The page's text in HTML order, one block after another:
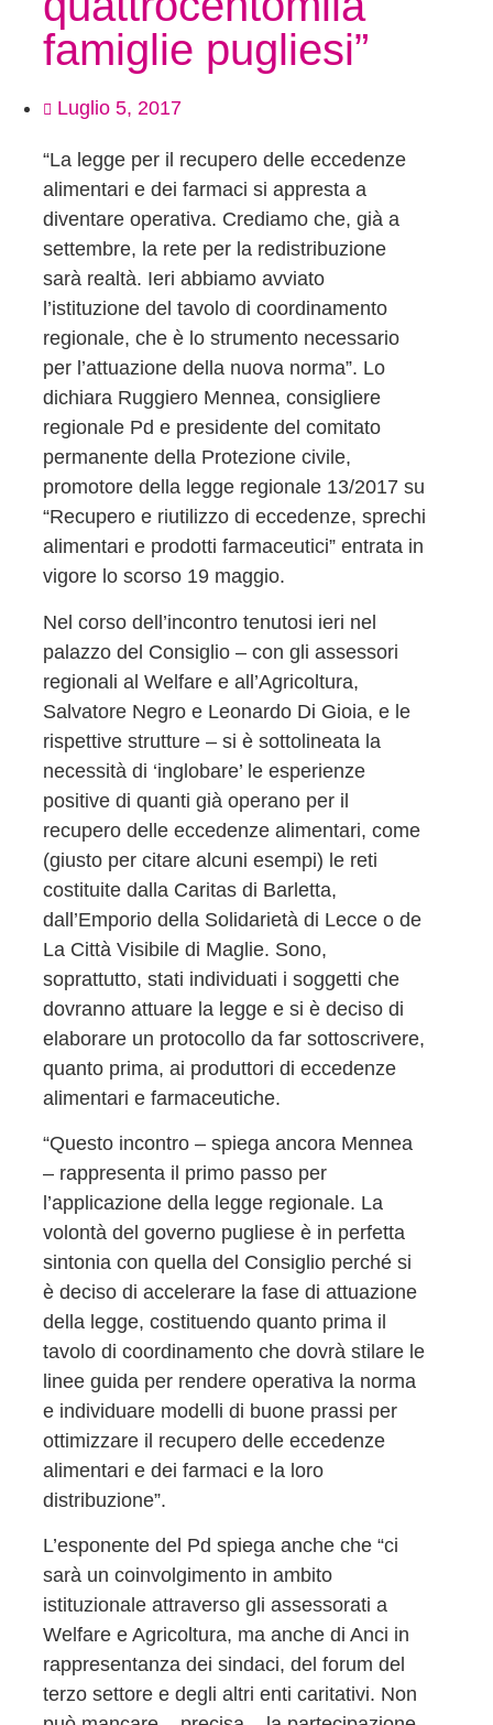
famiglie pugliesi”
Luglio 5, 2017
“La legge per il recupero delle eccedenze
alimentari e dei farmaci si appresta a
diventare operativa. Crediamo che, già a
settembre, la rete per la redistribuzione
sarà realtà. Ieri abbiamo avviato
l’istituzione del tavolo di coordinamento
regionale, che è lo strumento necessario
per l’attuazione della nuova norma”. Lo
dichiara Ruggiero Mennea, consigliere
regionale Pd e presidente del comitato
permanente della Protezione civile,
promotore della legge regionale 13/2017 su
“Recupero e riutilizzo di eccedenze, sprechi
alimentari e prodotti farmaceutici” entrata in
vigore lo scorso 19 maggio.
Nel corso dell’incontro tenutosi ieri nel
palazzo del Consiglio – con gli assessori
regionali al Welfare e all’Agricoltura,
Salvatore Negro e Leonardo Di Gioia, e le
rispettive strutture – si è sottolineata la
necessità di ‘inglobare’ le esperienze
positive di quanti già operano per il
recupero delle eccedenze alimentari, come
(giusto per citare alcuni esempi) le reti
costituite dalla Caritas di Barletta,
dall’Emporio della Solidarietà di Lecce o de
La Città Visibile di Maglie. Sono,
soprattutto, stati individuati i soggetti che
dovranno attuare la legge e si è deciso di
elaborare un protocollo da far sottoscrivere,
quanto prima, ai produttori di eccedenze
alimentari e farmaceutiche.
“Questo incontro – spiega ancora Mennea
– rappresenta il primo passo per
l’applicazione della legge regionale. La
volontà del governo pugliese è in perfetta
sintonia con quella del Consiglio perché si
è deciso di accelerare la fase di attuazione
della legge, costituendo quanto prima il
tavolo di coordinamento che dovrà stilare le
linee guida per rendere operativa la norma
e individuare modelli di buone prassi per
ottimizzare il recupero delle eccedenze
alimentari e dei farmaci e la loro
distribuzione”.
L’esponente del Pd spiega anche che “ci
sarà un coinvolgimento in ambito
istituzionale attraverso gli assessorati a
Welfare e Agricoltura, ma anche di Anci in
rappresentanza dei sindaci, del forum del
terzo settore e degli altri enti caritativi. Non